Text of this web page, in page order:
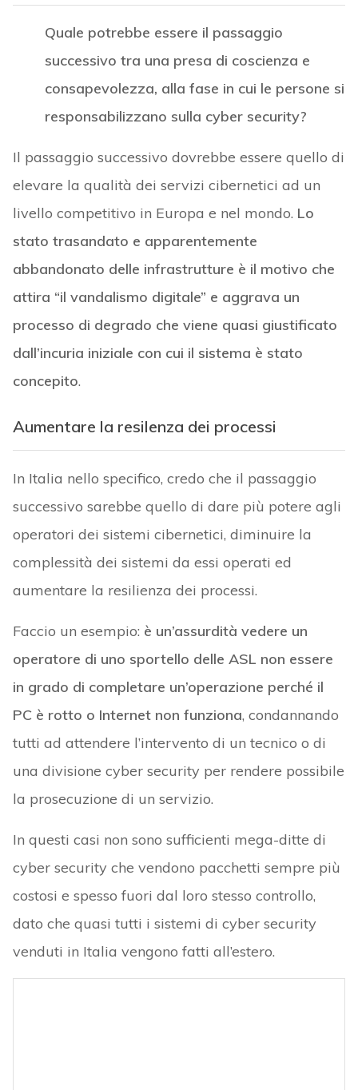
Quale potrebbe essere il passaggio
successivo tra una presa di coscienza e
consapevolezza, alla fase in cui le persone si
responsabilizzano sulla cyber security?
Il passaggio successivo dovrebbe essere quello di
elevare la qualità dei servizi cibernetici ad un
livello competitivo in Europa e nel mondo. Lo
stato trasandato e apparentemente
abbandonato delle infrastrutture è il motivo che
attira “il vandalismo digitale” e aggrava un
processo di degrado che viene quasi giustificato
dall’incuria iniziale con cui il sistema è stato
concepito.
Aumentare la resilenza dei processi
In Italia nello specifico, credo che il passaggio
successivo sarebbe quello di dare più potere agli
operatori dei sistemi cibernetici, diminuire la
complessità dei sistemi da essi operati ed
aumentare la resilienza dei processi.
Faccio un esempio: è un’assurdità vedere un
operatore di uno sportello delle ASL non essere
in grado di completare un’operazione perché il
PC è rotto o Internet non funziona, condannando
tutti ad attendere l’intervento di un tecnico o di
una divisione cyber security per rendere possibile
la prosecuzione di un servizio.
In questi casi non sono sufficienti mega-ditte di
cyber security che vendono pacchetti sempre più
costosi e spesso fuori dal loro stesso controllo,
dato che quasi tutti i sistemi di cyber security
venduti in Italia vengono fatti all’estero.